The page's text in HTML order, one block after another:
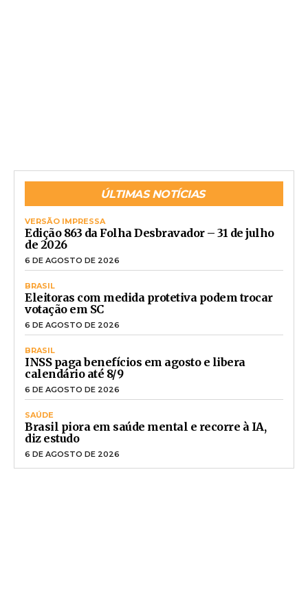
ÚLTIMAS NOTÍCIAS
VERSÃO IMPRESSA
Edição 863 da Folha Desbravador – 31 de julho
de 2026
6 DE AGOSTO DE 2026
BRASIL
Eleitoras com medida protetiva podem trocar
votação em SC
6 DE AGOSTO DE 2026
BRASIL
INSS paga benefícios em agosto e libera
calendário até 8/9
6 DE AGOSTO DE 2026
SAÚDE
Brasil piora em saúde mental e recorre à IA,
diz estudo
6 DE AGOSTO DE 2026